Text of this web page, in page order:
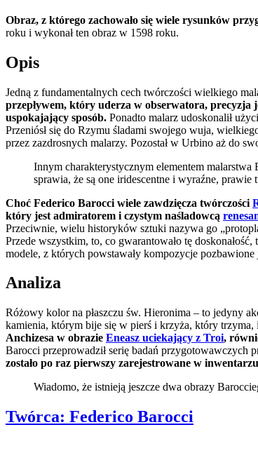
Obraz, z którego zachowało się wiele rysunków
roku i wykonał ten obraz w 1598 roku.
Opis
Jedną z fundamentalnych cech twórczości wielkiego
przepływem, który uderza w obserwatora, precyzja
uspokajający sposób. Ponadto malarz udoskonalił
Przeniósł się do Rzymu śladami swojego wuja,
przez zazdrosnych malarzy. Pozostał w Urbino aż do
Innym charakterystycznym elementem
sprawia, że są one iridescentne i wyraźne, prawie
Choć Federico Barocci wiele zawdzięcza twórczości
który jest admiratorem i czystym naśladowcą
Przeciwnie, wielu historyków sztuki nazywa go
Przede wszystkim, to, co gwarantowało tę
modele, z których powstawały kompozycje
Analiza
Różowy kolor na płaszczu św. Hieronima – to jedyny
kamienia, którym bije się w pierś i krzyża, który
Anchizesa w obrazie Eneasz uciekający z Troi,
Barocci przeprowadził serię badań przygotowawczych
zostało po raz pierwszy zarejestrowane w
Wiadomo, że istnieją jeszcze dwa obrazy
Twórca: Federico Barocci